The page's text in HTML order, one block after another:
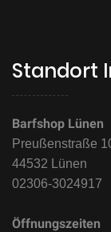
Standort
Barfshop Lünen
Preußenstraße
44532 Lünen
02306-3024917
Öffnungszeiten